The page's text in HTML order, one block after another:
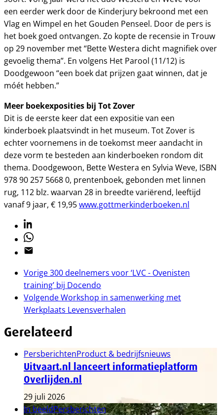
een eerder werk door de Kinderjury bekroond met een
Vlag en Wimpel en het Gouden Penseel. Door de pers is
het boek goed ontvangen. Zo kopte de recensie in Trouw
op 29 november met “Bette Westera dicht magnifiek over
gevoelig thema”. En volgens Het Parool (11/12) is
Doodgewoon “een boek dat prijzen gaat winnen, dat je
móét hebben.”
Meer boekexposities bij Tot Zover
Dit is de eerste keer dat een expositie van een
kinderboek plaatsvindt in het museum. Tot Zover is
echter voornemens in de toekomst meer aandacht in
deze vorm te besteden aan kinderboeken rondom dit
thema. Doodgewoon, Bette Westera en Sylvia Weve, ISBN
978 90 257 5668 0, prentenboek, gebonden met linnen
rug, 112 blz. waarvan 28 in breedte variërend, leeftijd
vanaf 9 jaar, € 19,95www.gottmerkinderboeken.nl
Linkedin
Whatsapp
Email
Vorige300 deelnemers voor ‘LVC - Ovenisten
training’ bij Docendo
VolgendeWorkshop in samenwerking met
Werkplaats Levensverhalen
Gerelateerd
PersberichtenProduct & bedrijfsnieuws
Uitvaart.nl lanceert informatieplatform
Overlijden.nl
29 juli 2026
In beeldPersberichten